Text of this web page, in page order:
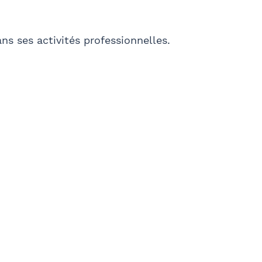
ses activités professionnelles.
vous bénéficiez d’un droit d’accès et de rectification
à communication@barthelemy-avocats.com